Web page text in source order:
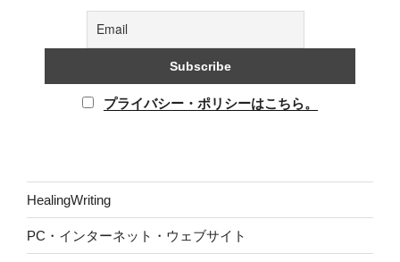
プライバシー・ポリシーはこちら。
HealingWriting
PC・インターネット・ウェブサイト